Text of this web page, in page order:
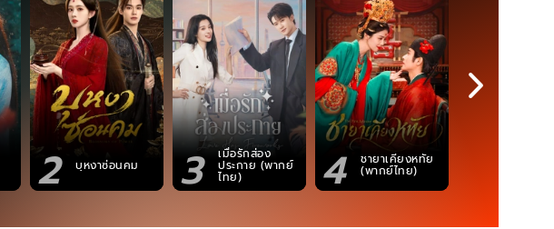
2 บุหงาซ่อนคม 3 เมื่อรักส่อง
ประกาย (พากย์
ไทย) 4 ชายาเคียงหทัย
(พากย์ไทย) 5